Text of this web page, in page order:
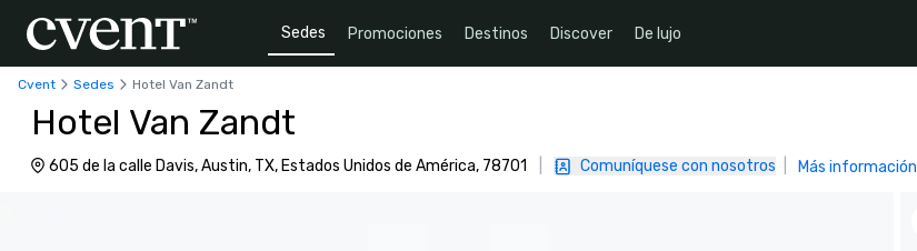
Sedes Promociones Destinos Discover De lujo
Cvent Sedes Hotel Van Zandt
Hotel Van Zandt
605 de la calle Davis, Austin, TX, Estados Unidos de América, 78701 Comuníquese con nosotros Más información